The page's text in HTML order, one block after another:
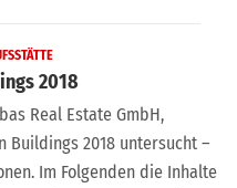
2018
Real Estate GmbH,
Buildings 2018 untersucht –
Im Folgenden die Inhalte